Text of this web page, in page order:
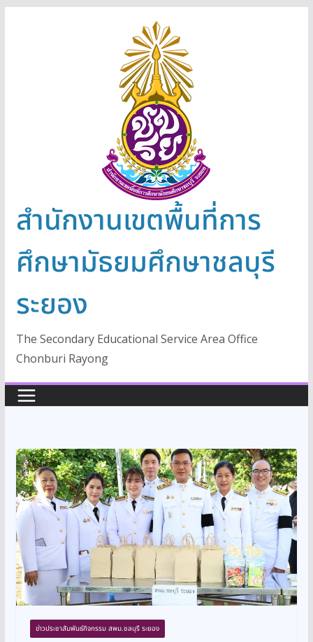
สำนักงานเขตพื้นที่การ
ศึกษามัธยมศึกษาชลบุรี
ระยอง
The Secondary Educational Service Area Office
Chonburi Rayong
ข่าวประชาสัมพันธ์กิจกรรม สพม.ชลบุรี ระยอง